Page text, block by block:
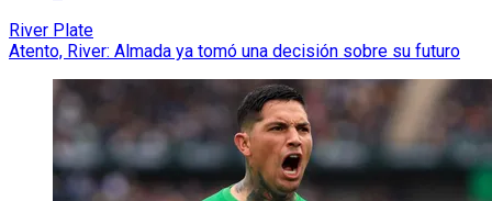
River Plate
Atento, River: Almada ya tomó una decisión sobre su futuro